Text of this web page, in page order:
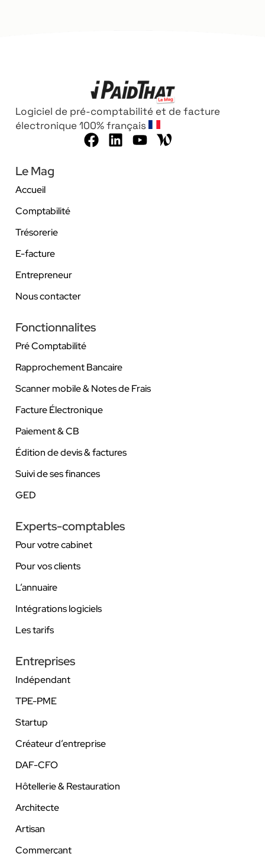
Logiciel de pré-comptabilité et de facture
électronique 100% français
Le Mag
Accueil
Comptabilité
Trésorerie
E-facture
Entrepreneur
Nous contacter
Fonctionnalites
Pré Comptabilité
Rapprochement Bancaire
Scanner mobile & Notes de Frais
Facture Électronique
Paiement & CB
Édition de devis & factures
Suivi de ses finances
GED
Experts-comptables
Pour votre cabinet
Pour vos clients
L’annuaire
Intégrations logiciels
Les tarifs
Entreprises
Indépendant
TPE-PME
Startup
Créateur d’entreprise
DAF-CFO
Hôtellerie & Restauration
Architecte
Artisan
Commerçant